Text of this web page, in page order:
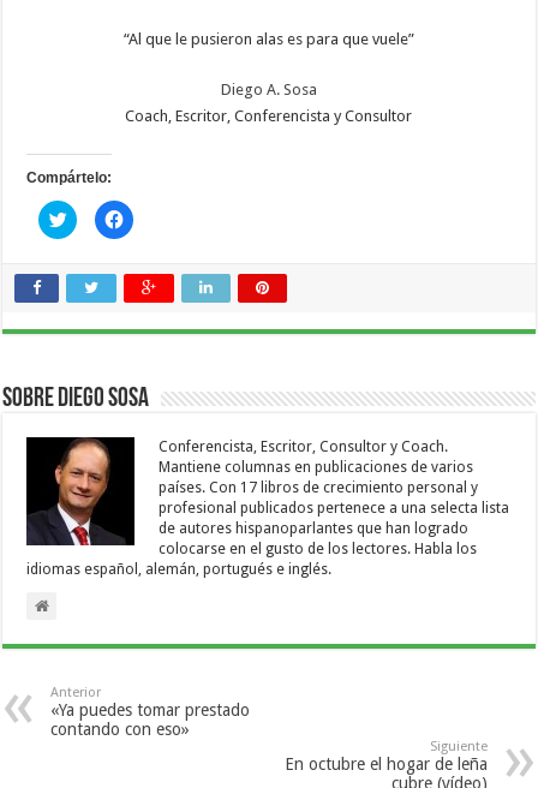
“Al que le pusieron alas es para que vuele”
Diego A. Sosa
Coach, Escritor, Conferencista y Consultor
Compártelo:
Haz
clic
en
Twitter
(Se
en
Haz
clic
en
Facebook
(Se
en
Sobre Diego Sosa
Conferencista, Escritor, Consultor y Coach.
Mantiene columnas en publicaciones de varios
países. Con 17 libros de crecimiento personal y
profesional publicados pertenece a una selecta lista
de autores hispanoparlantes que han logrado
colocarse en el gusto de los lectores. Habla los
idiomas español, alemán, portugués e inglés.
Anterior
«Ya puedes tomar prestado
contando con eso»
Siguiente
En octubre el hogar de leña
cubre (vídeo)